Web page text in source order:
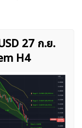
27 ก.ย.
H4